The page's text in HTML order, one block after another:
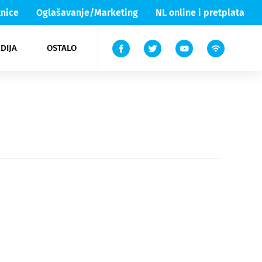
Oglašavanje/Marketing NL online i pretplata
OSTALO
Lika & Senj
TV